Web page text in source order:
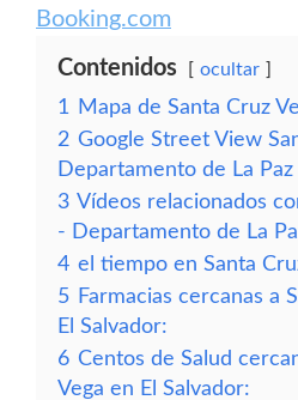
Booking.com
Contenidos ocultar
1
Mapa de Santa Cruz
2 Google Street View
Departamento de La
3 Vídeos relacionados
- Departamento de La
4 el tiempo en Santa
5 Farmacias cercanas a
El Salvador:
6 Centos de Salud
Vega en El Salvador: